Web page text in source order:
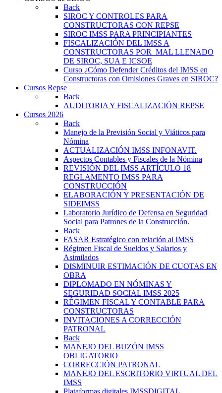
Back
SIROC Y CONTROLES PARA
CONSTRUCTORAS CON REPSE
SIROC IMSS PARA PRINCIPIANTES
FISCALIZACIÓN DEL IMSS A
CONSTRUCTORAS POR MAL LLENADO
DE SIROC, SUA E ICSOE
Curso ¿Cómo Defender Créditos del IMSS en
Constructoras con Omisiones Graves en SIROC?
Cursos Repse
Back
AUDITORIA Y FISCALIZACIÓN REPSE
Cursos 2026
Back
Manejo de la Previsión Social y Viáticos para
Nómina
ACTUALIZACIÓN IMSS INFONAVIT.
Aspectos Contables y Fiscales de la Nómina
REVISIÓN DEL IMSS ARTÍCULO 18
REGLAMENTO IMSS PARA
CONSTRUCCIÓN
ELABORACIÓN Y PRESENTACIÓN DE
SIDEIMSS
Laboratorio Jurídico de Defensa en Seguridad
Social para Patrones de la Construcción.
Back
FASAR Estratégico con relación al IMSS
Régimen Fiscal de Sueldos y Salarios y
Asimilados
DISMINUIR ESTIMACIÓN DE CUOTAS EN
OBRA
DIPLOMADO EN NÓMINAS Y
SEGURIDAD SOCIAL IMSS 2025
RÉGIMEN FISCAL Y CONTABLE PARA
CONSTRUCTORAS
INVITACIONES A CORRECCIÓN
PATRONAL
Back
MANEJO DEL BUZÓN IMSS
OBLIGATORIO
CORRECCIÓN PATRONAL
MANEJO DEL ESCRITORIO VIRTUAL DEL
IMSS
Plataformas digitales IMSSDIGITAL